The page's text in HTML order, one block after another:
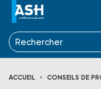
ACCUEIL CONSEILS DE